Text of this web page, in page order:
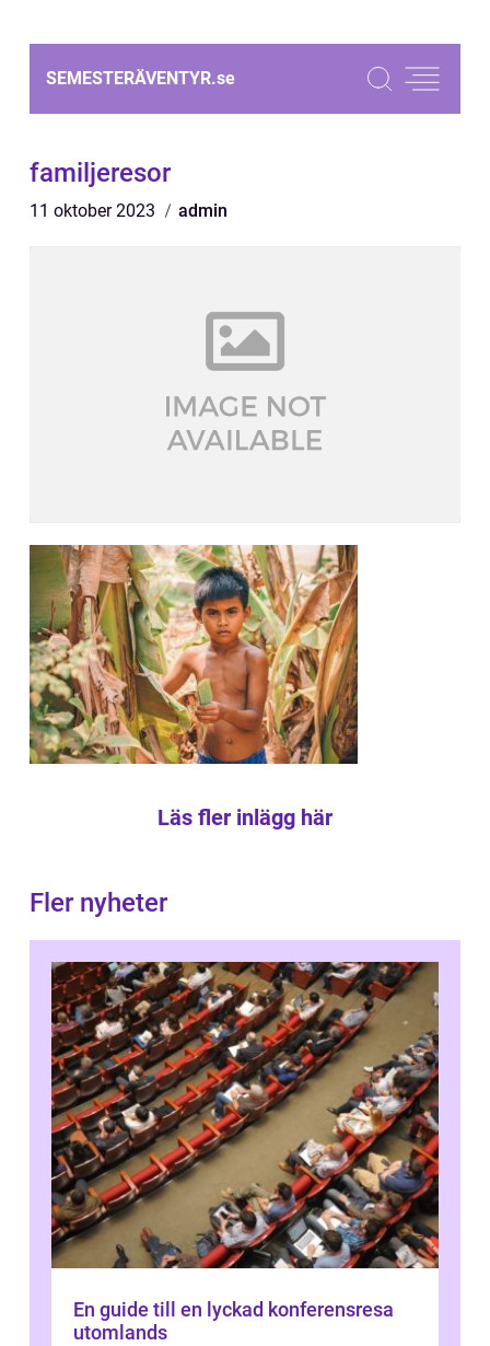
SEMESTERÄVENTYR.se
familjeresor
11 oktober 2023 admin
Läs fler inlägg här
Fler nyheter
En guide till en lyckad konferensresa
utomlands